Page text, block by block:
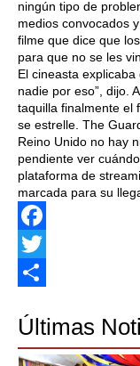
ningún tipo de
medios convocados
filme que dice que
para que no se les
El cineasta
nadie por eso”, dijo.
taquilla finalmente el
se estrelle. The
Reino Unido no hay
pendiente ver
plataforma de
marcada para su
Facebook
Twitter
Últimas